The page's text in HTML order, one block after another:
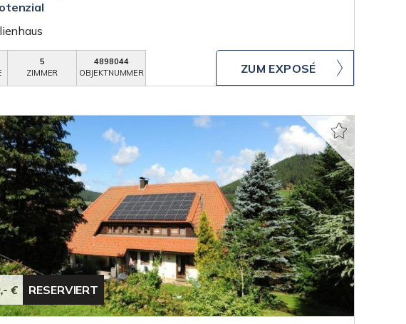
5
ZIMMER
4898044
OBJEKTNUMMER
ZUM EXPOSÉ
€ RESERVIERT